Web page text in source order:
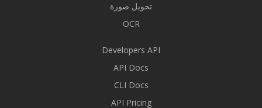
تحويل صورة
OCR
Developers API
API Docs
CLI Docs
API Pricing